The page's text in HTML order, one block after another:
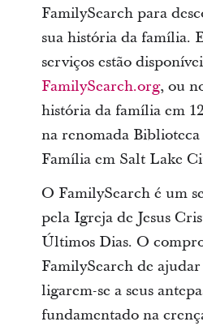
FamilySearch para
sua história da família.
serviços estão
FamilySearch.org, ou
história da família em
na renomada
Família em Salt Lake
O FamilySearch é um
pela Igreja de Jesus
Últimos Dias. O
FamilySearch de ajudar
ligarem-se a seus
fundamentado na